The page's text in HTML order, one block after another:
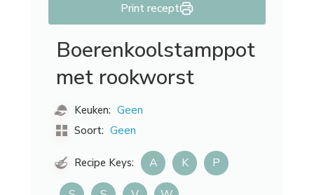
Print recept
Boerenkoolstamppot
met rookworst
Keuken: Geen
Soort: Geen
Recipe Keys: A K P